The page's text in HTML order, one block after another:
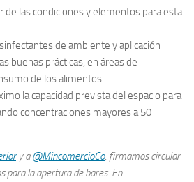
de las condiciones y elementos para esta
de ambiente y aplicación
buenas prácticas, en áreas de
de los alimentos.
la capacidad prevista del espacio para
concentraciones mayores a 50
y a@MincomercioCo, firmamos circular
para la apertura de bares. En